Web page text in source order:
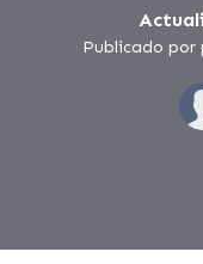
Publicado por